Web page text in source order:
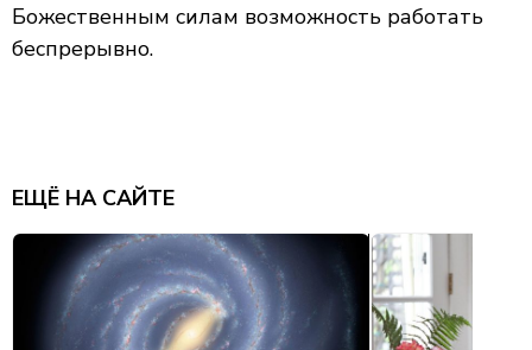
Божественным силам возможность работать
беспрерывно.
ЕЩЁ НА САЙТЕ